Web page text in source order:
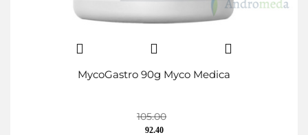
MycoGastro 90g Myco Medica
105.00
92.40